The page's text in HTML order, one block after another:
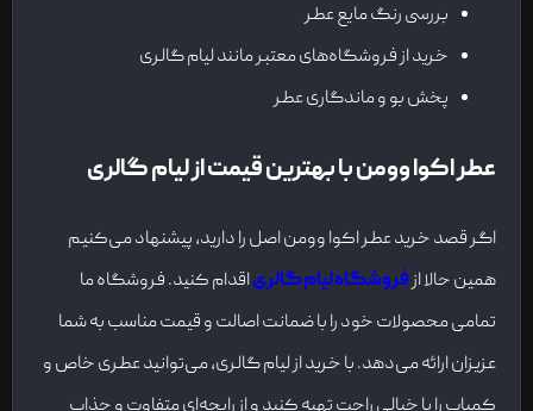
بررسی رنگ مایع عطر
خرید از فروشگاه‌های معتبر مانند لیام گالری
پخش بو و ماندگاری عطر
عطر اکوا وومن با بهترین قیمت از لیام گالری
اگر قصد خرید عطر اکوا وومن اصل را دارید، پیشنهاد می‌کنیم
همین حالا ازفروشگاه لیام گالریاقدام کنید. فروشگاه ما
تمامی محصولات خود را با ضمانت اصالت و قیمت مناسب به شما
عزیزان ارائه می‌دهد. با خرید از لیام گالری، می‌توانید عطری خاص و